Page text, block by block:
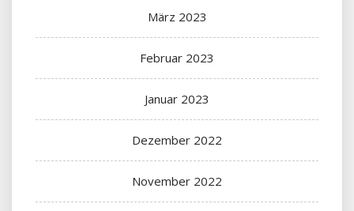
März 2023
Februar 2023
Januar 2023
Dezember 2022
November 2022